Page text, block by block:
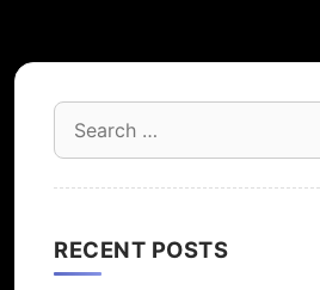
Search
for:
RECENT POSTS